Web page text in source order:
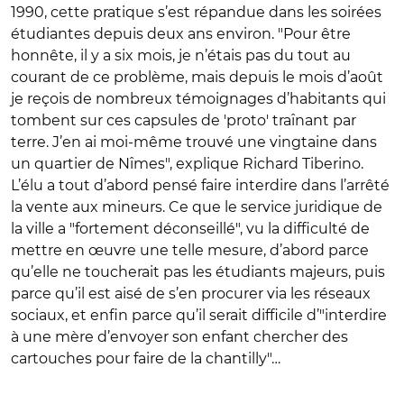
1990, cette pratique s’est répandue dans les soirées
étudiantes depuis deux ans environ. "Pour être
honnête, il y a six mois, je n’étais pas du tout au
courant de ce problème, mais depuis le mois d’août
je reçois de nombreux témoignages d’habitants qui
tombent sur ces capsules de 'proto' traînant par
terre. J’en ai moi-même trouvé une vingtaine dans
un quartier de Nîmes", explique Richard Tiberino.
L’élu a tout d’abord pensé faire interdire dans l’arrêté
la vente aux mineurs. Ce que le service juridique de
la ville a "fortement déconseillé", vu la difficulté de
mettre en œuvre une telle mesure, d’abord parce
qu’elle ne toucherait pas les étudiants majeurs, puis
parce qu’il est aisé de s’en procurer via les réseaux
sociaux, et enfin parce qu’il serait difficile d’"interdire
à une mère d’envoyer son enfant chercher des
cartouches pour faire de la chantilly"…